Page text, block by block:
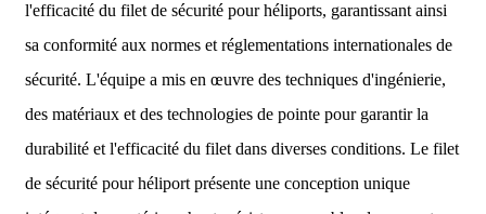
l'efficacité du filet de sécurité pour héliports, garantissant ainsi
sa conformité aux normes et réglementations internationales de
sécurité. L'équipe a mis en œuvre des techniques d'ingénierie,
des matériaux et des technologies de pointe pour garantir la
durabilité et l'efficacité du filet dans diverses conditions. Le filet
de sécurité pour héliport présente une conception unique